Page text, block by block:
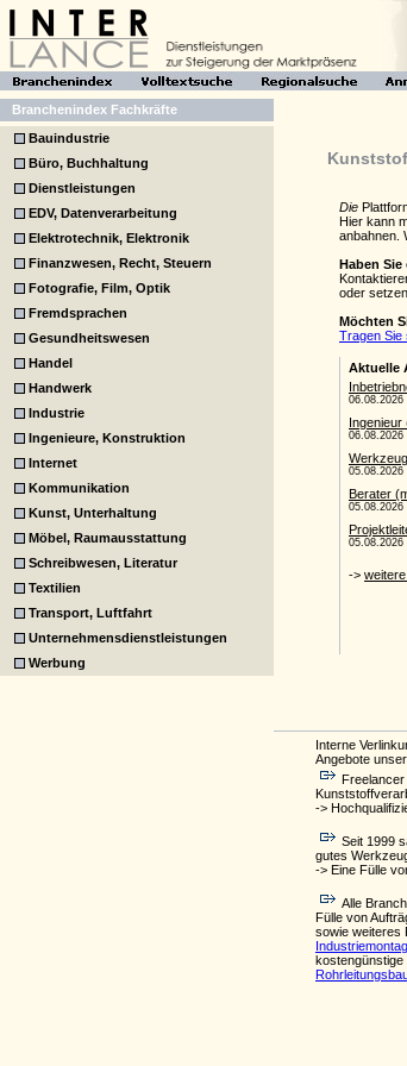
Branchenindex Fachkräfte
Bauindustrie
Büro, Buchhaltung
Dienstleistungen
EDV, Datenverarbeitung
Elektrotechnik, Elektronik
Finanzwesen, Recht, Steuern
Fotografie, Film, Optik
Fremdsprachen
Gesundheitswesen
Handel
Handwerk
Industrie
Ingenieure, Konstruktion
Internet
Kommunikation
Kunst, Unterhaltung
Möbel, Raumausstattung
Schreibwesen, Literatur
Textilien
Transport, Luftfahrt
Unternehmensdienstleistungen
Werbung
Die
Hier kann
anbahnen.
Haben
oder
Möchten
Tragen Sie
Interne
Angebote
Freelancer
->
Seit 1999
gutes
-> Eine Fülle
Alle
Fülle von
sowie weiteres
kostengünstige